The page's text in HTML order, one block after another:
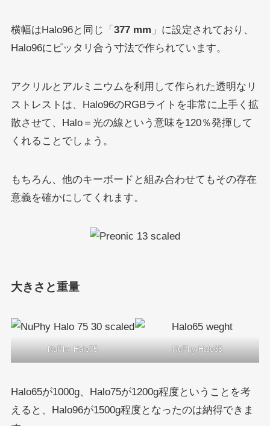
横幅はHalo96と同じ「 377 mm 」に設定されており、
Halo96にピッタリ合う寸法で作られています。
アクリルとアルミニウムを利用して作られた透明なリ
ストレストは、Halo96のRGBライトを非常に上手く拡
散させて、Halo＝光の線という意味を120％発揮して
くれることでしょう。
もちろん、他のキーボードと組み合わせてもその存在
意義を確かにしてくれます。
大きさと重量
NuPhy Halo75 NuPhy Halo65
Halo65が1000g、Halo75が1200g程度ということを考
えると、Halo96が1500g程度となったのは納得できま